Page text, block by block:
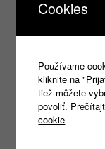
Výber možností
Products
search
Cookies
Používame
kliknite na
tiež môžete
povoliť.
cookie